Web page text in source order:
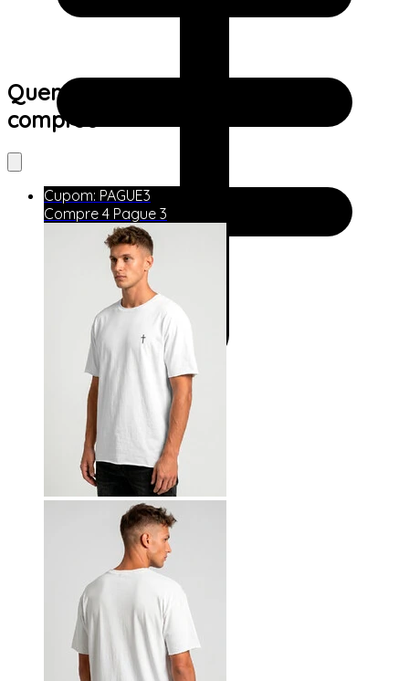
Quem viu este produto também
comprou